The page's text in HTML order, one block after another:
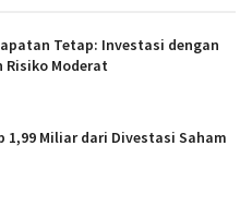
Tetap: Investasi dengan
Risiko Moderat
1,99 Miliar dari Divestasi Saham